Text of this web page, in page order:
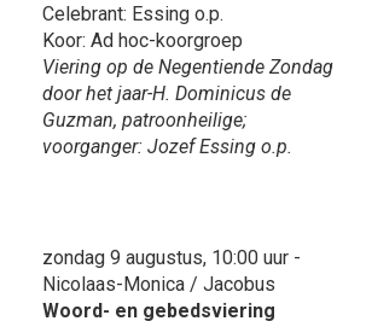
Celebrant: Essing o.p.
Koor: Ad hoc-koorgroep
Viering op de Negentiende Zondag
door het jaar-H. Dominicus de
Guzman, patroonheilige;
voorganger: Jozef Essing o.p.
zondag 9 augustus, 10:00 uur -
Nicolaas-Monica / Jacobus
Woord- en gebedsviering